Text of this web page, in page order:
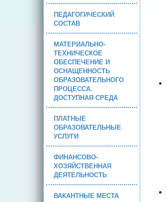
ПЕДАГОГИЧЕСКИЙ
СОСТАВ
МАТЕРИАЛЬНО-
ТЕХНИЧЕСКОЕ
ОБЕСПЕЧЕНИЕ И
ОСНАЩЕННОСТЬ
ОБРАЗОВАТЕЛЬНОГО
ПРОЦЕССА.
ДОСТУПНАЯ СРЕДА
ПЛАТНЫЕ
ОБРАЗОВАТЕЛЬНЫЕ
УСЛУГИ
ФИНАНСОВО-
ХОЗЯЙСТВЕННАЯ
ДЕЯТЕЛЬНОСТЬ
ВАКАНТНЫЕ МЕСТА